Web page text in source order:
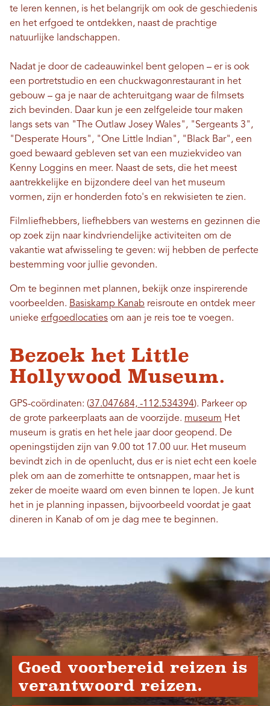
te leren kennen, is het belangrijk om ook de geschiedenis
en het erfgoed te ontdekken, naast de prachtige
natuurlijke landschappen.
Nadat je door de cadeauwinkel bent gelopen – er is ook
een portretstudio en een chuckwagonrestaurant in het
gebouw – ga je naar de achteruitgang waar de filmsets
zich bevinden. Daar kun je een zelfgeleide tour maken
langs sets van "The Outlaw Josey Wales", "Sergeants 3",
"Desperate Hours", "One Little Indian", "Black Bar", een
goed bewaard gebleven set van een muziekvideo van
Kenny Loggins en meer. Naast de sets, die het meest
aantrekkelijke en bijzondere deel van het museum
vormen, zijn er honderden foto's en rekwisieten te zien.
Filmliefhebbers, liefhebbers van westerns en gezinnen die
op zoek zijn naar kindvriendelijke activiteiten om de
vakantie wat afwisseling te geven: wij hebben de perfecte
bestemming voor jullie gevonden.
Om te beginnen met plannen, bekijk onze inspirerende
voorbeelden. Basiskamp Kanab reisroute en ontdek meer
unieke erfgoedlocaties om aan je reis toe te voegen.
Bezoek het Little
Hollywood Museum.
GPS-coördinaten: (37.047684, -112.534394). Parkeer op
de grote parkeerplaats aan de voorzijde. museum Het
museum is gratis en het hele jaar door geopend. De
openingstijden zijn van 9.00 tot 17.00 uur. Het museum
bevindt zich in de openlucht, dus er is niet echt een koele
plek om aan de zomerhitte te ontsnappen, maar het is
zeker de moeite waard om even binnen te lopen. Je kunt
het in je planning inpassen, bijvoorbeeld voordat je gaat
dineren in Kanab of om je dag mee te beginnen.
Goed voorbereid reizen is
verantwoord reizen.